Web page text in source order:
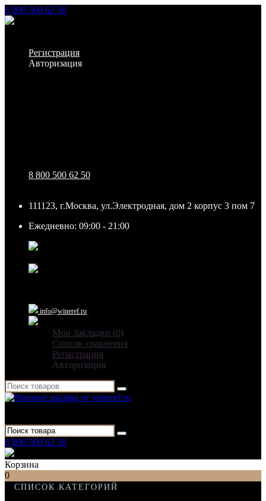
8 800 500 62 50
Регистрация
Авторизация
8 800 500 62 50
111123, г.Москва, ул.Электродная, дом 2 корпус 3 пом 7
Ежедневно: 09:00 - 21:00
info@wineref.ru
Мои Закладки (0)
Список сравнения
Регистрация
Авторизация
8 800 500 62 50
Корзина
0
СПИСОК КАТЕГОРИЙ